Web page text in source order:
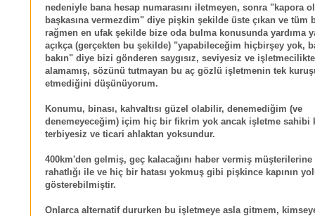
nedeniyle bana hesap numarasını iletmeyen, sonra "kapora
başkasına vermezdim" diye pişkin şekilde üste çıkan ve tüm
rağmen en ufak şekilde bize oda bulma konusunda yardıma
açıkça (gerçekten bu şekilde) "yapabileceğim hiçbirşey yok,
bakın" diye bizi gönderen saygısız, seviyesiz ve
alamamış, sözünü tutmayan bu aç gözlü işletmenin tek
etmediğini düşünüyorum.
Konumu, binası, kahvaltısı güzel olabilir, denemediğim (ve
denemeyeceğim) içim hiç bir fikrim yok ancak işletme sahibi
terbiyesiz ve ticari ahlaktan yoksundur.
400km'den gelmiş, geç kalacağını haber vermiş
rahatlığı ile ve hiç bir hatası yokmuş gibi pişkince kapının
gösterebilmiştir.
Onlarca alternatif dururken bu işletmeye asla gitmem,